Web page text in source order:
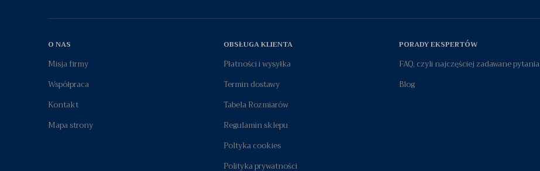
O NAS
Misja firmy
Współpraca
Kontakt
Mapa strony
OBSŁUGA KLIENTA
Płatności i wysyłka
Termin dostawy
Tabela Rozmiarów
Regulamin sklepu
Poltyka cookies
Polityka prywatności
PORADY EKSPERTÓW
FAQ, czyli najczęściej zadawane pytania
Blog